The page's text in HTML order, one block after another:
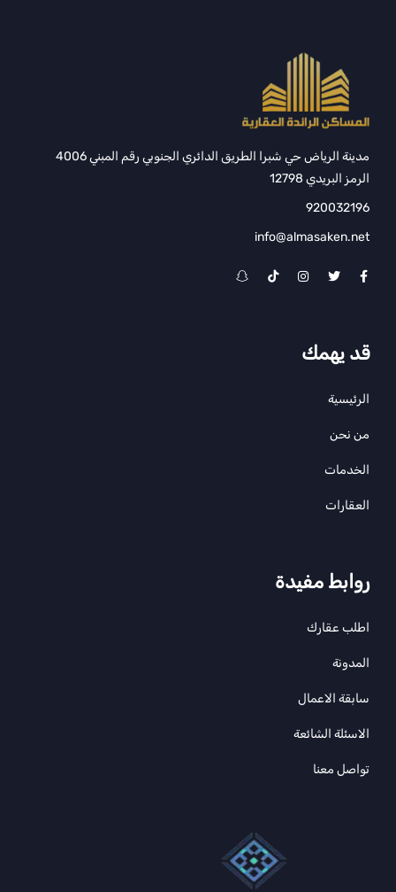
مدينة الرياض حي شبرا الطريق الدائري الجنوبي رقم المبني 4006
الرمز البريدي 12798
920032196
info@almasaken.net
قد يهمك
الرئيسية
من نحن
الخدمات
العقارات
روابط مفيدة
اطلب عقارك
المدونة
سابقة الاعمال
الاسئلة الشائعة
تواصل معنا